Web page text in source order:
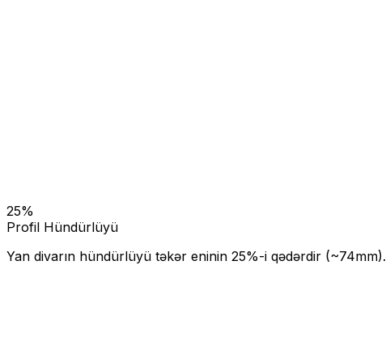
25%
Profil Hündürlüyü
Yan divarın hündürlüyü təkər eninin 25%-i qədərdir (~74mm).